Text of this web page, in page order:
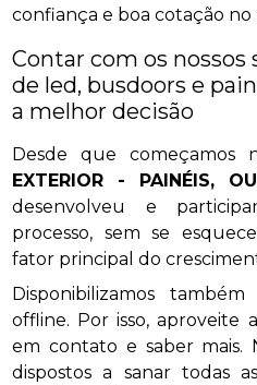
confiança e boa cotação no
Contar com os nossos
de led, busdoors e
a melhor decisão
Desde que começamos
EXTERIOR - PAINÉIS,
desenvolveu e
processo, sem se
fator principal do
Disponibilizamos
offline. Por isso, aproveite
em contato e saber mais.
dispostos a sanar todas